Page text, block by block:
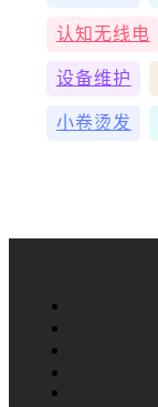
认知无线电
设备维护
小卷烫发